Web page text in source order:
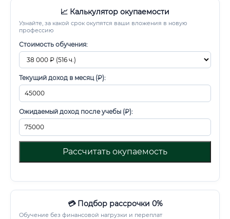
📈 Калькулятор окупаемости
Узнайте, за какой срок окупятся ваши вложения в новую
профессию
Стоимость обучения:
Текущий доход в месяц (₽):
Ожидаемый доход после учебы (₽):
Рассчитать окупаемость
💳 Подбор рассрочки 0%
Обучение без финансовой нагрузки и переплат